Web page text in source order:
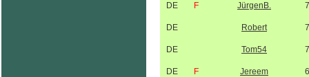
DE F JürgenB.
DE Robert
DE Tom54
DE F Jereem